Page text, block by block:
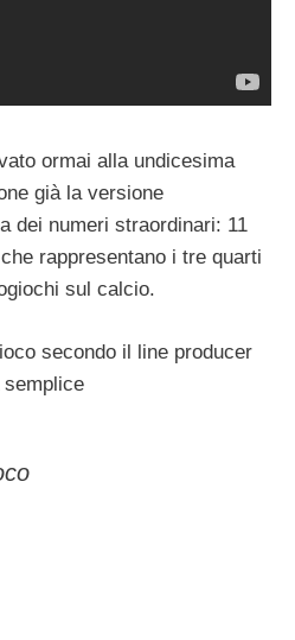
ormai alla undicesima
già la versione
dei numeri straordinari: 11
rappresentano i tre quarti
sul calcio.
secondo il line producer
semplice